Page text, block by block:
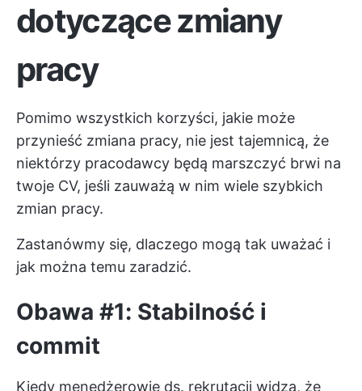
dotyczące zmiany
pracy
Pomimo wszystkich korzyści, jakie może
przynieść zmiana pracy, nie jest tajemnicą, że
niektórzy pracodawcy będą marszczyć brwi na
twoje CV, jeśli zauważą w nim wiele szybkich
zmian pracy.
Zastanówmy się, dlaczego mogą tak uważać i
jak można temu zaradzić.
Obawa #1: Stabilność i
commit
Kiedy menedżerowie ds. rekrutacji widzą, że